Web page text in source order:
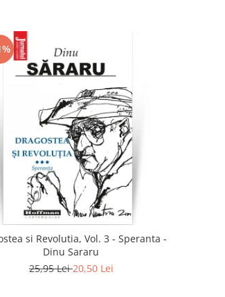
si Revolutia, Vol. 3 - Speranta -
Dinu Sararu
25,95 Lei20,50 Lei